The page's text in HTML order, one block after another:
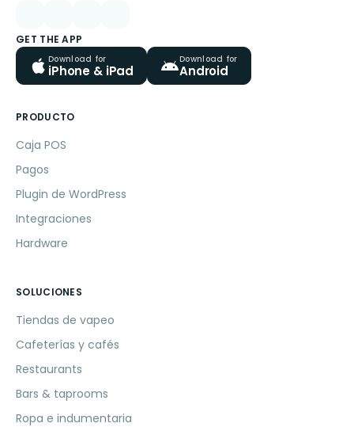
GET THE APP
Download for
iPhone & iPad
Download for
Android
PRODUCTO
Caja POS
Pagos
Plugin de WordPress
Integraciones
Hardware
SOLUCIONES
Tiendas de vapeo
Cafeterías y cafés
Restaurants
Bars & taprooms
Ropa e indumentaria